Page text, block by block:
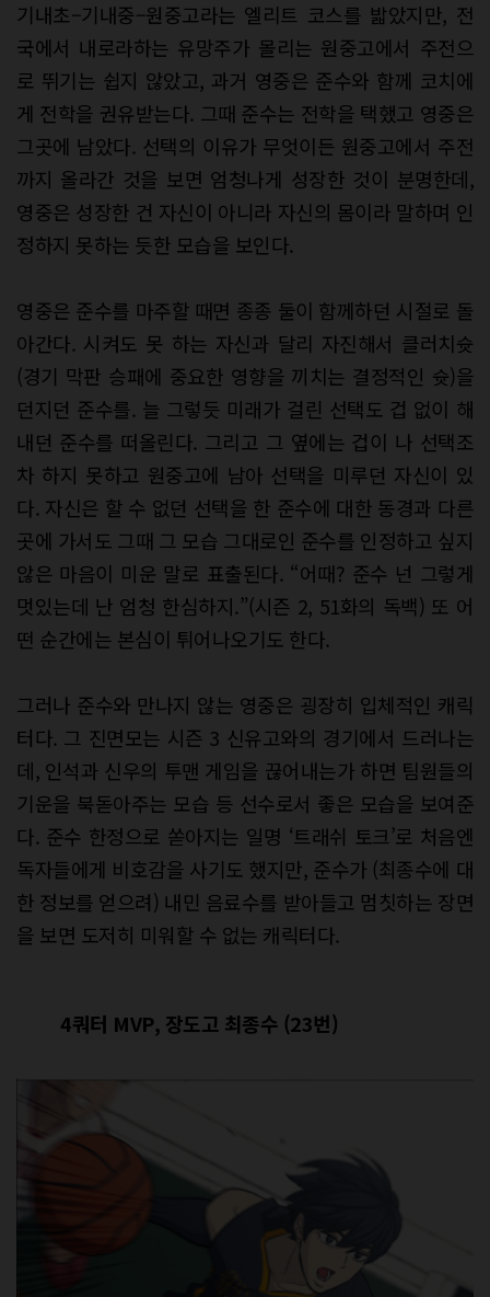
기내초–기내중–원중고라는 엘리트 코스를 밟았지만, 전
국에서 내로라하는 유망주가 몰리는 원중고에서 주전으
로 뛰기는 쉽지 않았고, 과거 영중은 준수와 함께 코치에
게 전학을 권유받는다. 그때 준수는 전학을 택했고 영중은
그곳에 남았다. 선택의 이유가 무엇이든 원중고에서 주전
까지 올라간 것을 보면 엄청나게 성장한 것이 분명한데,
영중은 성장한 건 자신이 아니라 자신의 몸이라 말하며 인
정하지 못하는 듯한 모습을 보인다.
영중은 준수를 마주할 때면 종종 둘이 함께하던 시절로 돌
아간다. 시켜도 못 하는 자신과 달리 자진해서 클러치슛
(경기 막판 승패에 중요한 영향을 끼치는 결정적인 슛)을
던지던 준수를. 늘 그렇듯 미래가 걸린 선택도 겁 없이 해
내던 준수를 떠올린다. 그리고 그 옆에는 겁이 나 선택조
차 하지 못하고 원중고에 남아 선택을 미루던 자신이 있
다. 자신은 할 수 없던 선택을 한 준수에 대한 동경과 다른
곳에 가서도 그때 그 모습 그대로인 준수를 인정하고 싶지
않은 마음이 미운 말로 표출된다. “어때? 준수 넌 그렇게
멋있는데 난 엄청 한심하지.”(시즌 2, 51화의 독백) 또 어
떤 순간에는 본심이 튀어나오기도 한다.
그러나 준수와 만나지 않는 영중은 굉장히 입체적인 캐릭
터다. 그 진면모는 시즌 3 신유고와의 경기에서 드러나는
데, 인석과 신우의 투맨 게임을 끊어내는가 하면 팀원들의
기운을 북돋아주는 모습 등 선수로서 좋은 모습을 보여준
다. 준수 한정으로 쏟아지는 일명 ‘트래쉬 토크’로 처음엔
독자들에게 비호감을 사기도 했지만, 준수가 (최종수에 대
한 정보를 얻으려) 내민 음료수를 받아들고 멈칫하는 장면
을 보면 도저히 미워할 수 없는 캐릭터다.
4쿼터 MVP, 장도고 최종수 (23번)